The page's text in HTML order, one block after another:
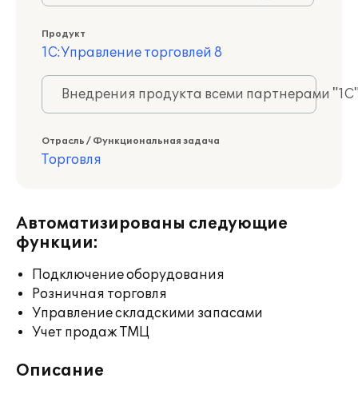
Продукт
1С:Управление торговлей 8
Внедрения продукта всеми партнерами
Отрасль / Функциональная задача
Торговля
Автоматизированы следующие
функции:
Подключение оборудования
Розничная торговля
Управление складскими запасами
Учет продаж ТМЦ
Описание